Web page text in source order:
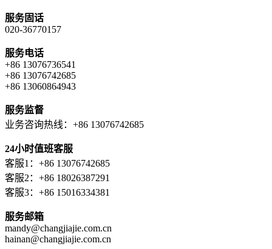
服务固话
020-36770157
服务电话
+86 13076736541
+86 13076742685
+86 13060864943
服务监督
业务咨询热线：+86 13076742685
24小时值班客服
客服1：+86 13076742685
客服2：+86 18026387291
客服3：+86 15016334381
服务邮箱
mandy@changjiajie.com.cn
hainan@changjiajie.com.cn